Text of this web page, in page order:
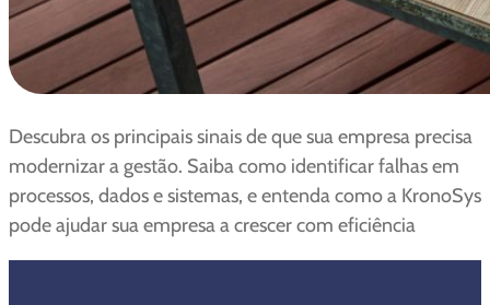
Descubra os principais sinais de que sua empresa precisa
modernizar a gestão. Saiba como identificar falhas em
processos, dados e sistemas, e entenda como a KronoSys
pode ajudar sua empresa a crescer com eficiência